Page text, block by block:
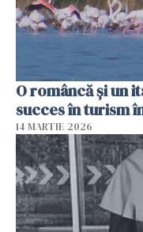
O româncă și un
succes în turism
14 MARTIE 2026